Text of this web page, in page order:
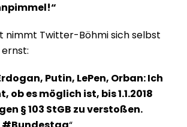
nimmt Twitter-Böhmi sich selbst
Putin, LePen, Orban: Ich
ob es möglich ist, bis 1.1.2018
§ 103 StGB zu verstoßen.